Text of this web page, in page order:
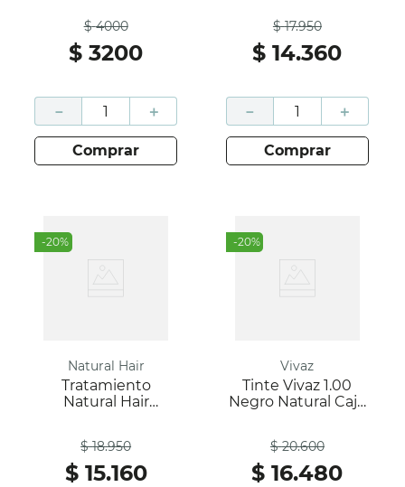
$ 4000
$ 3200
＋
－
comprar
$ 17.950
$ 14.360
＋
－
comprar
-20%
Natural Hair
Tratamiento
Natural Hair
$ 18.950
$ 15.160
-20%
Vivaz
Tinte Vivaz 1.00
Negro Natural Caja
$ 20.600
$ 16.480